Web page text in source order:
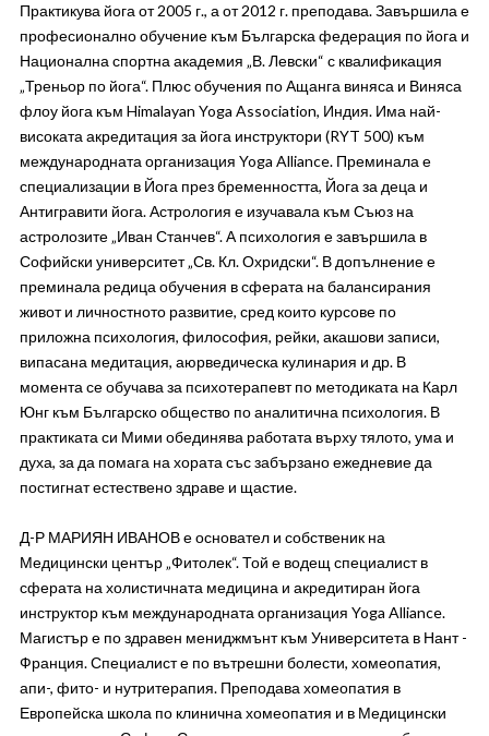
Практикува йога от 2005 г., а от 2012 г. преподава. Завършила е
професионално обучение към Българска федерация по йога и
Национална спортна академия „В. Левски“ с квалификация
„Треньор по йога“. Плюс обучения по Ащанга виняса и Виняса
флоу йога към Himalayan Yoga Association, Индия. Има най-
високата акредитация за йога инструктори (RYT 500) към
международната организация Yoga Alliance. Преминала е
специализации в Йога през бременността, Йога за деца и
Антигравити йога. Астрология е изучавала към Съюз на
астролозите „Иван Станчев“. А психология е завършила в
Софийски университет „Св. Кл. Охридски“. В допълнение е
преминала редица обучения в сферата на балансирания
живот и личностното развитие, сред които курсове по
приложна психология, философия, рейки, акашови записи,
випасана медитация, аюрведическа кулинария и др. В
момента се обучава за психотерапевт по методиката на Карл
Юнг към Българско общество по аналитична психология. В
практиката си Мими обединява работата върху тялото, ума и
духа, за да помага на хората със забързано ежедневие да
постигнат естествено здраве и щастие.
Д-Р МАРИЯН ИВАНОВ е основател и собственик на
Медицински център „Фитолек“. Той е водещ специалист в
сферата на холистичната медицина и акредитиран йога
инструктор към международната организация Yoga Alliance.
Магистър е по здравен мениджмънт към Университета в Нант -
Франция. Специалист е по вътрешни болести, хомеопатия,
апи-, фито- и нутритерапия. Преподава хомеопатия в
Европейска школа по клинична хомеопатия и в Медицински